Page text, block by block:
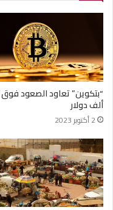
ألف دولار
2 أكتوبر 2023